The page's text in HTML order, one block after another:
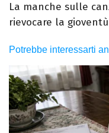
La manche sulle
rievocare la